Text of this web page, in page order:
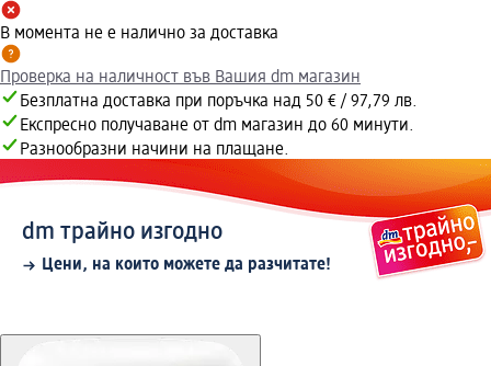
В момента не е налично за доставка
Проверка на наличност във Вашия dm магазин
Безплатна доставка при поръчка над 50 € / 97,79 лв.
Експресно получаване от dm магазин до 60 минути.
Разнообразни начини на плащане.
dm трайно изгодно
Цени, на които можете да разчитате!